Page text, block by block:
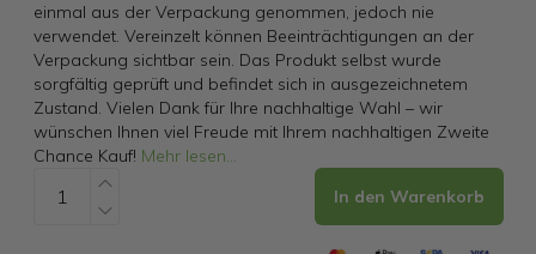
einmal aus der Verpackung genommen, jedoch nie
verwendet. Vereinzelt können Beeinträchtigungen an der
Verpackung sichtbar sein. Das Produkt selbst wurde
sorgfältig geprüft und befindet sich in ausgezeichnetem
Zustand. Vielen Dank für Ihre nachhaltige Wahl – wir
wünschen Ihnen viel Freude mit Ihrem nachhaltigen Zweite
Chance Kauf! Mehr lesen...
In den Warenkorb